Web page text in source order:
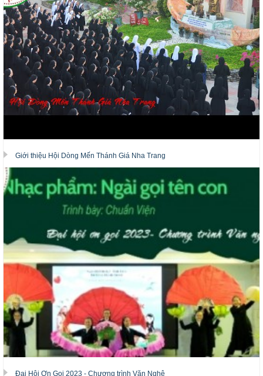
Giới thiệu Hội Dòng Mến Thánh Giá Nha Trang
Đại Hội Ơn Gọi 2023 - Chương trình Văn Nghệ